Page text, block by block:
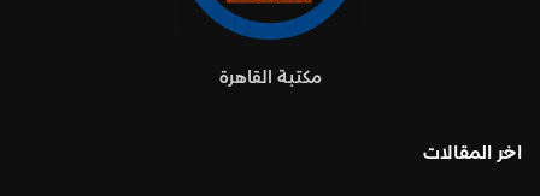
مكتبة القاهرة
اخر المقالات